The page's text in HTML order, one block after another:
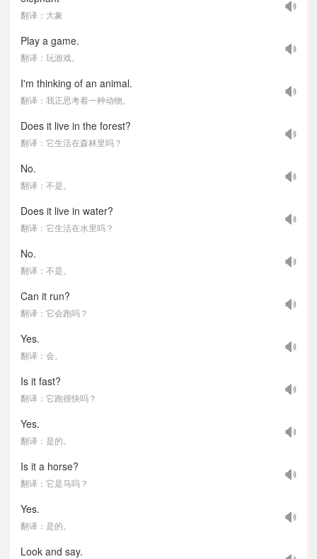
翻译：大象
Play a game.
翻译：玩游戏。
I'm thinking of an animal.
翻译：我正思考着一种动物。
Does it live in the forest?
翻译：它生活在森林里吗？
No.
翻译：不是。
Does it live in water?
翻译：它生活在水里吗？
No.
翻译：不是。
Can it run?
翻译：它会跑吗？
Yes.
翻译：会。
Is it fast?
翻译：它跑很快吗？
Yes.
翻译：是的。
Is it a horse?
翻译：它是马吗？
Yes.
翻译：是的。
Look and say.